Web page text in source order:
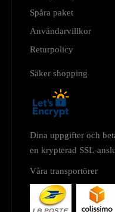
Spåra paket
Användarvillkor
Returpolicy
Säker shopping
Dina uppgifter och
en krypterad SSL-
Våra transportörer